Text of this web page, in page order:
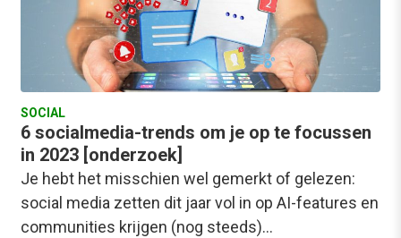
SOCIAL
6 socialmedia-trends om je op te focussen
in 2023 [onderzoek]
Je hebt het misschien wel gemerkt of gelezen:
social media zetten dit jaar vol in op AI-features en
communities krijgen (nog steeds)…